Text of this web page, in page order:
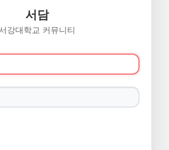
서담
강대학교 커뮤니티